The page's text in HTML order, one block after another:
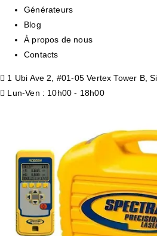
Générateurs
Blog
À propos de nous
Contacts
1 Ubi Ave 2, #01-05 Vertex Tower B,
Lun-Ven : 10h00 - 18h00